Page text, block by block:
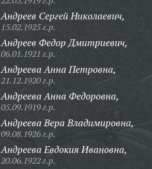
Андреев Сергей Николаевич,
15.02.1925 г.р.
Андреев Федор Дмитриевич,
06.01.1921 г.р.
Андреева Анна Петровна,
21.12.1920 г.р.
Андреева Анна Федоровна,
05.09.1919 г.р.
Андреева Вера Владимировна,
09.08.1926 г.р.
Андреева Евдокия Ивановна,
20.06.1922 г.р.